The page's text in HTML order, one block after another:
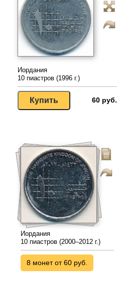
Иордания
10 пиастров (1996 г.)
60 руб.
Иордания
10 пиастров (2000–2012 г.)
8 монет от 60 руб.